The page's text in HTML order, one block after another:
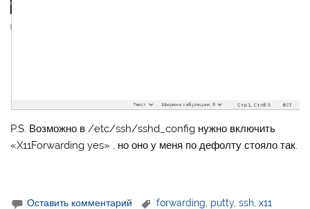
P.S. Возможно в /etc/ssh/sshd_config нужно включить
«X11Forwarding yes» , но оно у меня по дефолту стояло так.
Оставить комментарий forwarding putty,ssh ,x11